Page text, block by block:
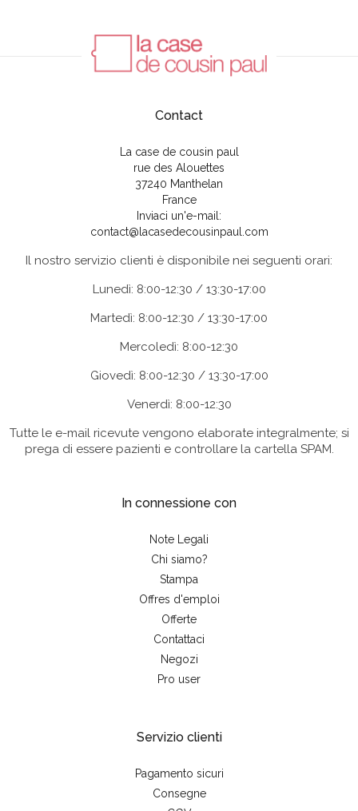
Contact
La case de cousin paul
rue des Alouettes
37240 Manthelan
France
Inviaci un'e-mail:
contact@lacasedecousinpaul.com
Il nostro servizio clienti è disponibile nei seguenti orari:
Lunedì: 8:00-12:30 / 13:30-17:00
Martedì: 8:00-12:30 / 13:30-17:00
Mercoledì: 8:00-12:30
Giovedì: 8:00-12:30 / 13:30-17:00
Venerdì: 8:00-12:30
Tutte le e-mail ricevute vengono elaborate integralmente; si
prega di essere pazienti e controllare la cartella SPAM.
In connessione con
Note Legali
Chi siamo?
Stampa
Offres d'emploi
Offerte
Contattaci
Negozi
Pro user
Servizio clienti
Pagamento sicuri
Consegne